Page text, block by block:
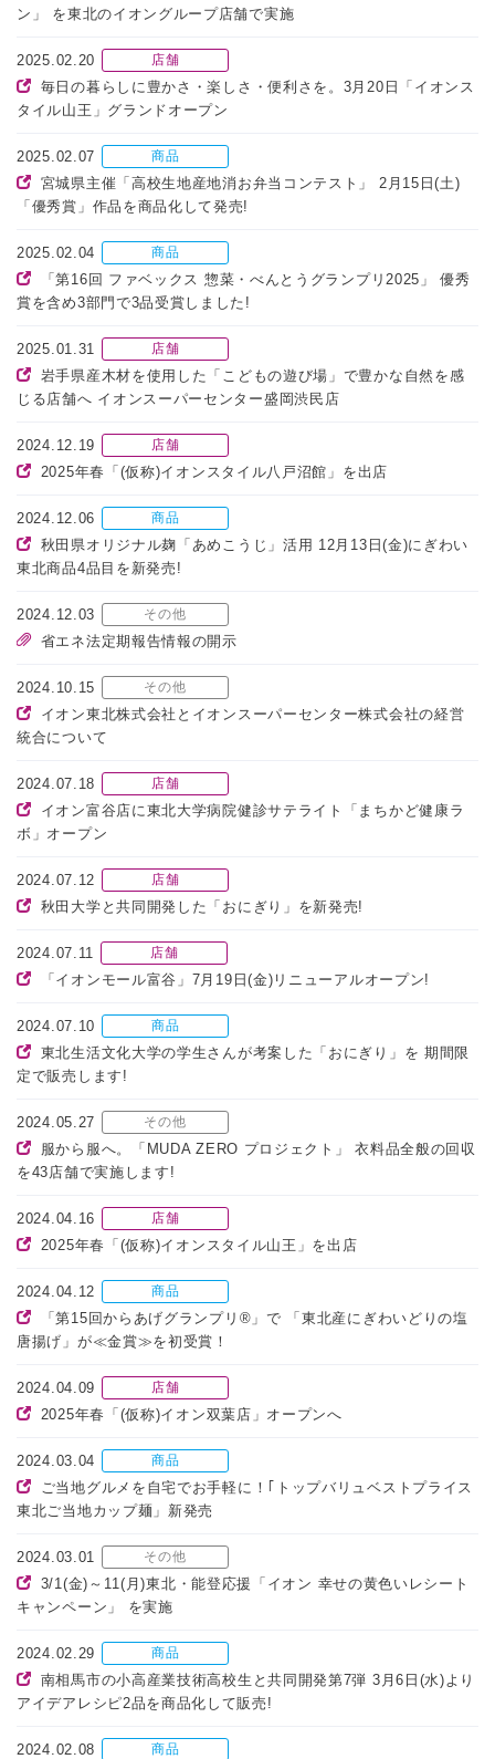
ン」 を東北のイオングループ店舗で実施
2025.02.20 店舗
毎日の暮らしに豊かさ・楽しさ・便利さを。3月20日「イオンス
タイル山王」グランドオープン
2025.02.07 商品
宮城県主催「高校生地産地消お弁当コンテスト」 2月15日(土)
「優秀賞」作品を商品化して発売!
2025.02.04 商品
「第16回 ファベックス 惣菜・べんとうグランプリ2025」 優秀
賞を含め3部門で3品受賞しました!
2025.01.31 店舗
岩手県産木材を使用した「こどもの遊び場」で豊かな自然を感
じる店舗へ イオンスーパーセンター盛岡渋民店
2024.12.19 店舗
2025年春「(仮称)イオンスタイル八戸沼館」を出店
2024.12.06 商品
秋田県オリジナル麹「あめこうじ」活用 12月13日(金)にぎわい
東北商品4品目を新発売!
2024.12.03 その他
省エネ法定期報告情報の開示
2024.10.15 その他
イオン東北株式会社とイオンスーパーセンター株式会社の経営
統合について
2024.07.18 店舗
イオン富谷店に東北大学病院健診サテライト「まちかど健康ラ
ボ」オープン
2024.07.12 店舗
秋田大学と共同開発した「おにぎり」を新発売!
2024.07.11 店舗
「イオンモール富谷」7月19日(金)リニューアルオープン!
2024.07.10 商品
東北生活文化大学の学生さんが考案した「おにぎり」を 期間限
定で販売します!
2024.05.27 その他
服から服へ。「MUDA ZERO プロジェクト」 衣料品全般の回収
を43店舗で実施します!
2024.04.16 店舗
2025年春「(仮称)イオンスタイル山王」を出店
2024.04.12 商品
「第15回からあげグランプリ®」で 「東北産にぎわいどりの塩
唐揚げ」が≪金賞≫を初受賞！
2024.04.09 店舗
2025年春「(仮称)イオン双葉店」オープンへ
2024.03.04 商品
ご当地グルメを自宅でお手軽に！｢トップバリュベストプライス
東北ご当地カップ麺」新発売
2024.03.01 その他
3/1(金)～11(月)東北・能登応援「イオン 幸せの黄色いレシート
キャンペーン」 を実施
2024.02.29 商品
南相馬市の小高産業技術高校生と共同開発第7弾 3月6日(水)より
アイデアレシピ2品を商品化して販売!
2024.02.08 商品